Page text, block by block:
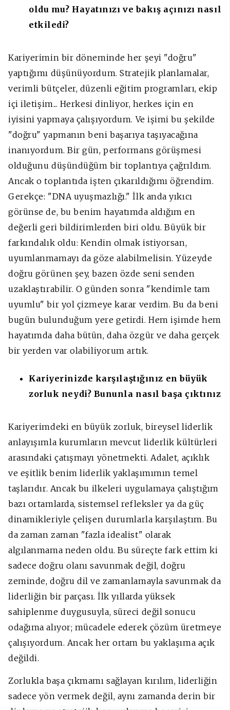
oldu mu? Hayatınızı ve bakış açınızı nasıl
etkiledi?
Kariyerimin bir döneminde her şeyi "doğru"
yaptığımı düşünüyordum. Stratejik planlamalar,
verimli bütçeler, düzenli eğitim programları, ekip
içi iletişim... Herkesi dinliyor, herkes için en
iyisini yapmaya çalışıyordum. Ve işimi bu şekilde
"doğru" yapmanın beni başarıya taşıyacağına
inanıyordum. Bir gün, performans görüşmesi
olduğunu düşündüğüm bir toplantıya çağrıldım.
Ancak o toplantıda işten çıkarıldığımı öğrendim.
Gerekçe: "DNA uyuşmazlığı." İlk anda yıkıcı
görünse de, bu benim hayatımda aldığım en
değerli geri bildirimlerden biri oldu. Büyük bir
farkındalık oldu: Kendin olmak istiyorsan,
uyumlanmamayı da göze alabilmelisin. Yüzeyde
doğru görünen şey, bazen özde seni senden
uzaklaştırabilir. O günden sonra "kendimle tam
uyumlu" bir yol çizmeye karar verdim. Bu da beni
bugün bulunduğum yere getirdi. Hem işimde hem
hayatımda daha bütün, daha özgür ve daha gerçek
bir yerden var olabiliyorum artık.
Kariyerinizde karşılaştığınız en büyük
zorluk neydi? Bununla nasıl başa çıktınız
Kariyerimdeki en büyük zorluk, bireysel liderlik
anlayışımla kurumların mevcut liderlik kültürleri
arasındaki çatışmayı yönetmekti. Adalet, açıklık
ve eşitlik benim liderlik yaklaşımımın temel
taşlarıdır. Ancak bu ilkeleri uygulamaya çalıştığım
bazı ortamlarda, sistemsel refleksler ya da güç
dinamikleriyle çelişen durumlarla karşılaştım. Bu
da zaman zaman "fazla idealist" olarak
algılanmama neden oldu. Bu süreçte fark ettim ki
sadece doğru olanı savunmak değil, doğru
zeminde, doğru dil ve zamanlamayla savunmak da
liderliğin bir parçası. İlk yıllarda yüksek
sahiplenme duygusuyla, süreci değil sonucu
odağıma alıyor; mücadele ederek çözüm üretmeye
çalışıyordum. Ancak her ortam bu yaklaşıma açık
değildi.
Zorlukla başa çıkmamı sağlayan kırılım, liderliğin
sadece yön vermek değil, aynı zamanda derin bir